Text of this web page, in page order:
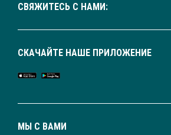
СВЯЖИТЕСЬ С НАМИ:
МЫ С ВАМИ
СКАЧАЙТЕ НАШЕ ПРИЛОЖЕНИЕ